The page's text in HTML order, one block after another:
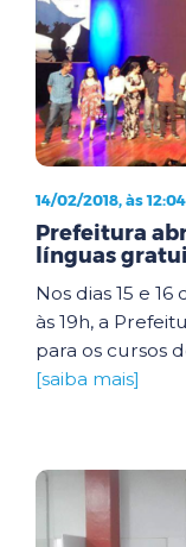
14/02/2018, às 12:04
Prefeitura
línguas
Nos dias 15 e
às 19h, a
para os cursos
[saiba mais]